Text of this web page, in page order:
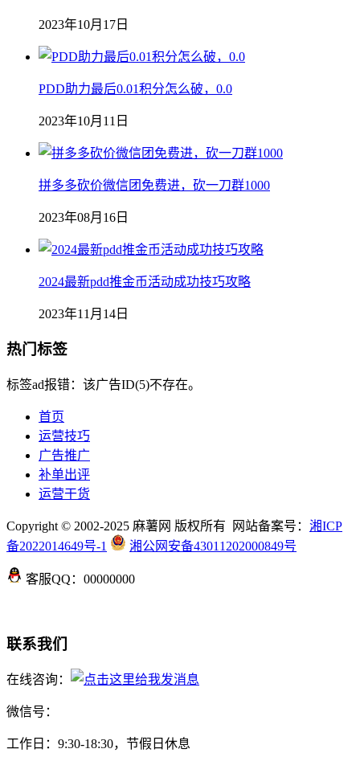
2023年10月17日
PDD助力最后0.01积分怎么破，0.0
2023年10月11日
拼多多砍价微信团免费进，砍一刀群1000
2023年08月16日
2024最新pdd推金币活动成功技巧攻略
2023年11月14日
热门标签
标签ad报错：该广告ID(5)不存在。
首页
运营技巧
广告推广
补单出评
运营干货
Copyright © 2002-2025 麻薯网 版权所有 网站备案号： 湘ICP
备2022014649号-1
湘公网安备43011202000849号
客服QQ：00000000
联系我们
在线咨询：
微信号：
工作日：9:30-18:30，节假日休息